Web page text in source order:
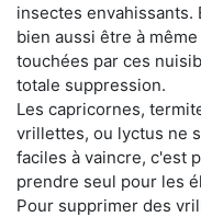
insectes
bien aussi être à
touchées par ces
totale suppression.
Les capricornes,
vrillettes, ou lyctus ne
faciles à vaincre, c'est
prendre seul pour les
Pour supprimer des